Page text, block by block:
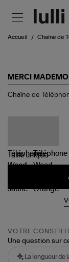
Accueil Chaîne de
MERCI
Chaîne
Chaîne de
Tailleunique
VOTRE
Une question sur
La longueur